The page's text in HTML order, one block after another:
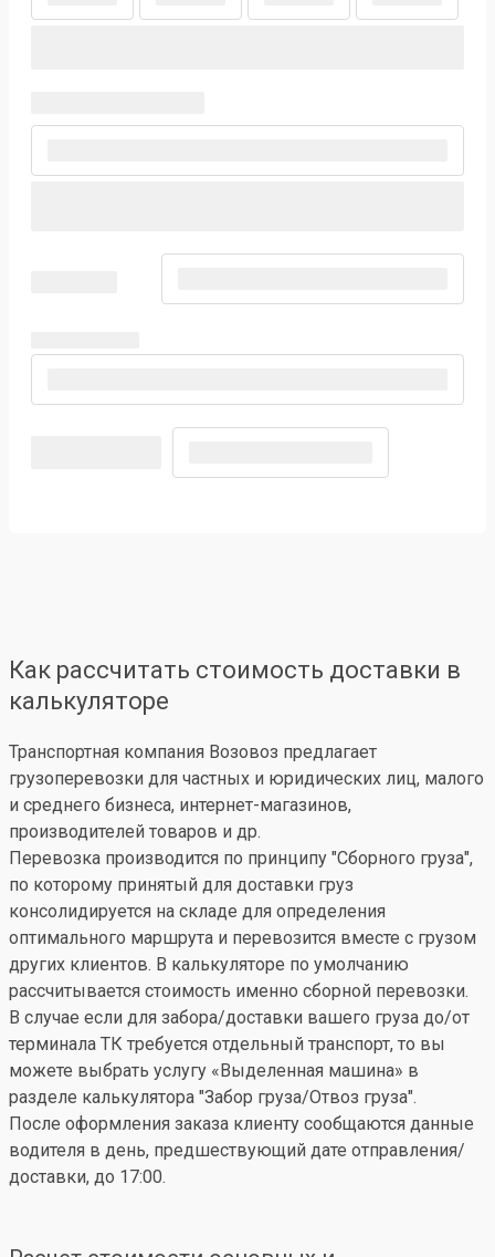
Как рассчитать стоимость доставки в
калькуляторе
Транспортная компания Возовоз предлагает
грузоперевозки для частных и юридических лиц, малого
и среднего бизнеса, интернет-магазинов,
производителей товаров и др.
Перевозка производится по принципу "Сборного груза",
по которому принятый для доставки груз
консолидируется на складе для определения
оптимального маршрута и перевозится вместе с грузом
других клиентов. В калькуляторе по умолчанию
рассчитывается стоимость именно сборной перевозки.
В случае если для забора/доставки вашего груза до/от
терминала ТК требуется отдельный транспорт, то вы
можете выбрать услугу «Выделенная машина» в
разделе калькулятора "Забор груза/Отвоз груза".
После оформления заказа клиенту сообщаются данные
водителя в день, предшествующий дате отправления/
доставки, до 17:00.